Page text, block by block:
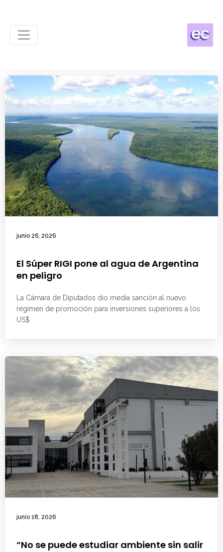
junio 26, 2026
El Súper RIGI pone al agua de Argentina
en peligro
La Cámara de Diputados dio media sanción al nuevo
régimen de promoción para inversiones superiores a los
US$
junio 18, 2026
“No se puede estudiar ambiente sin salir